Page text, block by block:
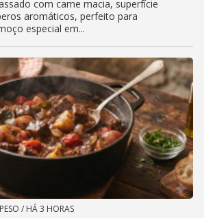
com carne macia, superfície
aromáticos, perfeito para
especial em...
/ HÁ 3 HORAS